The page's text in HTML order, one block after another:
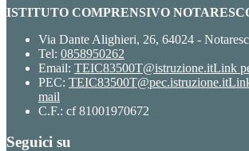
ISTITUTO COMPRENSIVO
Via Dante Alighieri, 26, 64024 -
Tel: 0858950262
Email: TEIC83500T@istruzione.itLink
PEC: TEIC83500T@pec.istruzione.it
mail
C.F.: cf 81001970672
Seguici su